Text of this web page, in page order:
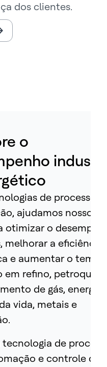
dos clientes.
o
de processo e
ajudamos nossos
otimizar o
melhorar a eficiência
e aumentar o
em refino,
de gás, energia,
vida, metais e
tecnologia de
e controle